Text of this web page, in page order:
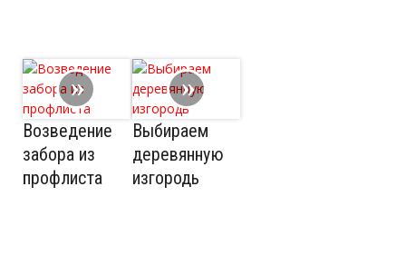
Возведение
забора из
профлиста
Выбираем
деревянную
изгородь